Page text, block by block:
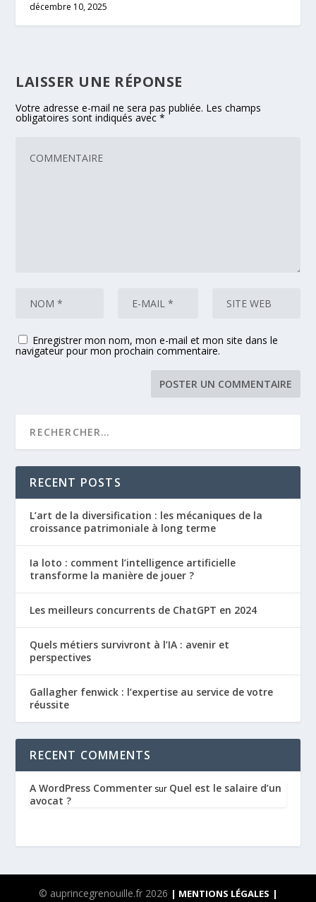
décembre 10, 2025
LAISSER UNE RÉPONSE
Votre adresse e-mail ne sera pas publiée. Les champs
obligatoires sont indiqués avec*
Enregistrer mon nom, mon e-mail et mon site dans le
navigateur pour mon prochain commentaire.
RECENT POSTS
L’art de la diversification : les mécaniques de la
croissance patrimoniale à long terme
Ia loto : comment l’intelligence artificielle
transforme la manière de jouer ?
Les meilleurs concurrents de ChatGPT en 2024
Quels métiers survivront à l’IA : avenir et
perspectives
Gallagher fenwick : l’expertise au service de votre
réussite
RECENT COMMENTS
A WordPress Commenter sur Quel est le salaire d’un
avocat ?
© auprincegrenouille.fr 2026 | MENTIONS LÉGALES |